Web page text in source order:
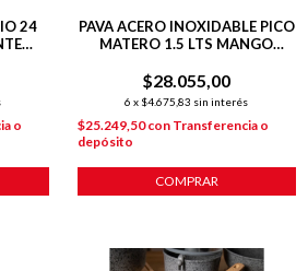
24
o
PAVA ACERO INOXIDABLE PICO
MATERO 1.5 LTS MANGO
$28.055,00
6 x $4.675,83 sin interés
$25.249,50con Transferencia o
depósito
COMPRAR